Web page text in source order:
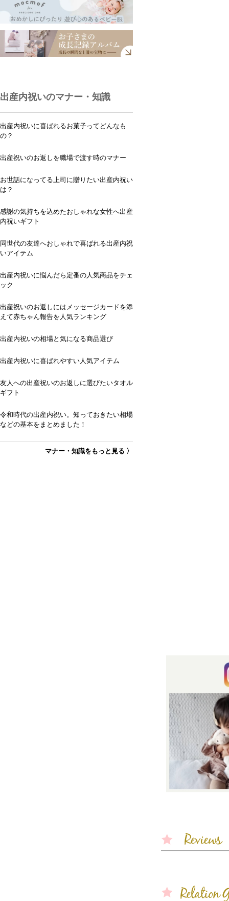
出産内祝いのマナー・知識
出産内祝いに喜ばれるお菓子ってどんなも
の？
出産祝いのお返しを職場で渡す時のマナー
お世話になってる上司に贈りたい出産内祝い
は？
感謝の気持ちを込めたおしゃれな女性へ出産
内祝いギフト
同世代の友達へおしゃれで喜ばれる出産内祝
いアイテム
出産内祝いに悩んだら定番の人気商品をチェ
ック
出産祝いのお返しにはメッセージカードを添
えて赤ちゃん報告を人気ランキング
出産内祝いの相場と気になる商品選び
出産内祝いに喜ばれやすい人気アイテム
友人への出産祝いのお返しに選びたいタオル
ギフト
令和時代の出産内祝い。知っておきたい相場
などの基本をまとめました！
マナー・知識をもっと見る 〉